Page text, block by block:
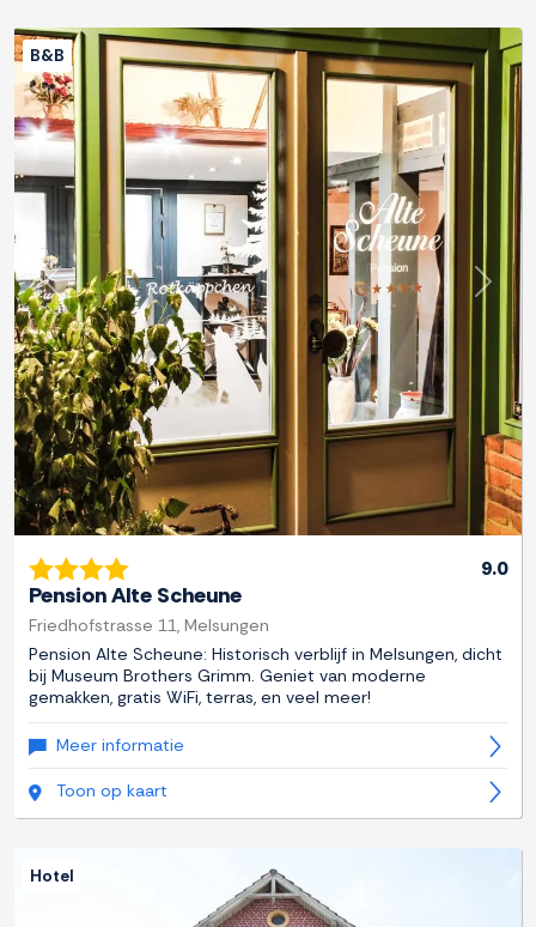
Previous Next
B&B
9.0
Pension Alte Scheune
Friedhofstrasse 11, Melsungen
Pension Alte Scheune: Historisch verblijf in Melsungen, dicht
bij Museum Brothers Grimm. Geniet van moderne
gemakken, gratis WiFi, terras, en veel meer!
Meer informatie
Toon op kaart
Hotel